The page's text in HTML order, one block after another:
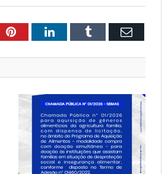
Pinterest
LinkedInTumblrEmail